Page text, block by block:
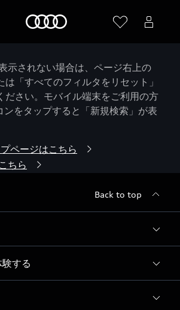
示されない場合は、ページ右上の
は「すべてのフィルタをリセット」
ださい。モバイル端末をご利用の方
をタップすると「新規検索」が表
ページはこちら
ちら
Back to top
する